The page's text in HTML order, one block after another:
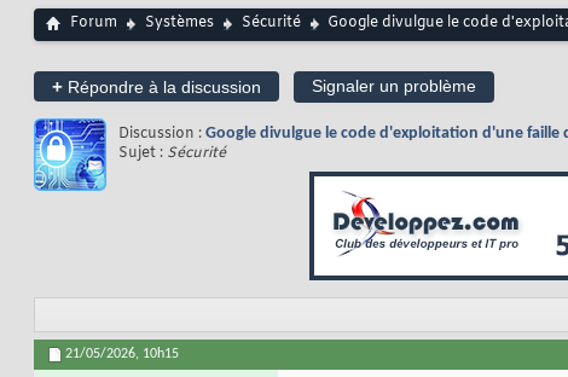
Forum Systèmes Sécurité Google divulgue le code
+ Répondre à la discussion Signaler un problème
Discussion : Google divulgue le code d'exploitation d'une
Sujet : Sécurité
21/05/2026, 10h15